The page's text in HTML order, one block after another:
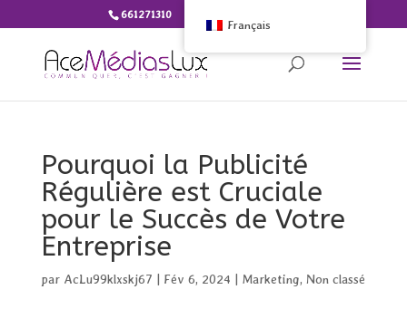
661271310
Pourquoi la Publicité
Régulière est Cruciale
pour le Succès de Votre
Entreprise
par AcLu99klxskj67 Fév 6, 2024 Marketing, Non classé
Français